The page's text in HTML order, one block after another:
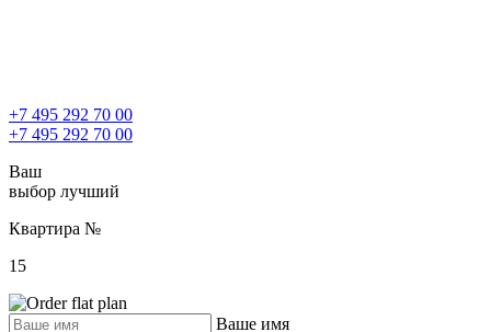
+7 495 292 70 00
+7 495 292 70 00
Ваш
выбор лучший
Квартира №
15
Ваше имя